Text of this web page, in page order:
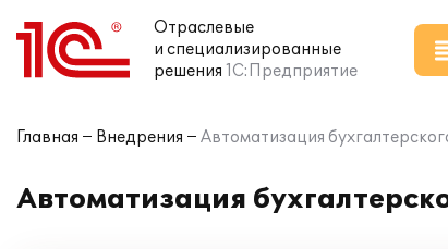
Отраслевые
и специализированные
решения 1С:Предприятие
Главная Внедрения Автоматизация
Автоматизация